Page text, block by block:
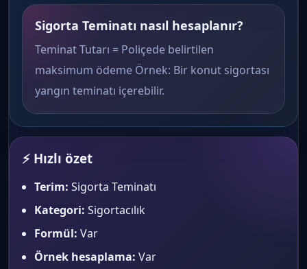
Sigorta Teminatı nasıl hesaplanır?
Teminat Tutarı = Poliçede belirtilen
maksimum ödeme Örnek: Bir konut sigortası
yangın teminatı içerebilir.
⚡ Hızlı özet
Terim: Sigorta Teminatı
Kategori: Sigortacılık
Formül: Var
Örnek hesaplama: Var